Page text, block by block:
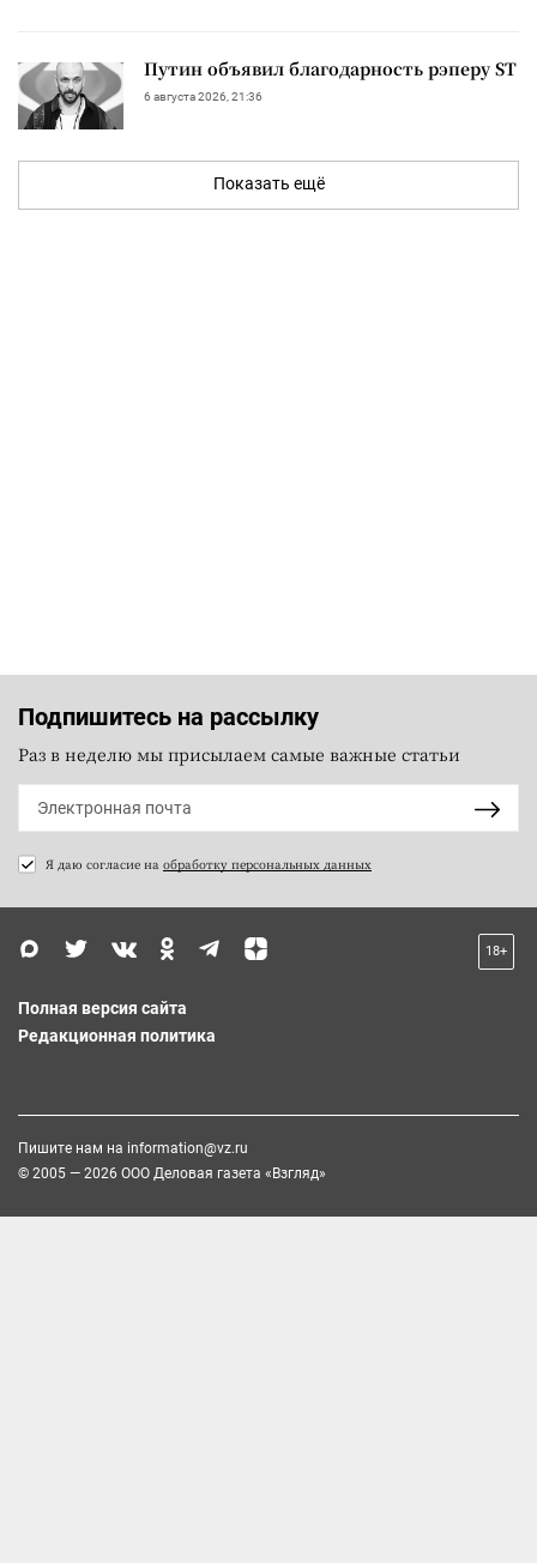
Путин объявил благодарность рэперу ST
6 августа 2026, 21:36
Показать ещё
Подпишитесь на рассылку
Раз в неделю мы присылаем самые важные статьи
Я даю согласие на обработку персональных данных
18+
Полная версия сайта
Редакционная политика
Пишите нам на information@vz.ru
© 2005 — 2026 ООО Деловая газета «Взгляд»